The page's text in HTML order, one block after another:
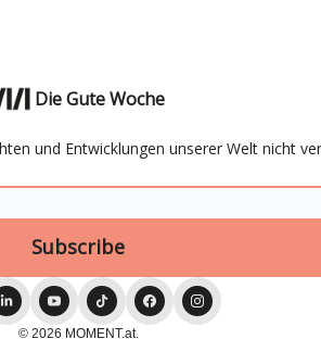
Die Gute Woche
und Entwicklungen unserer Welt nicht
© 2026 MOMENT.at.